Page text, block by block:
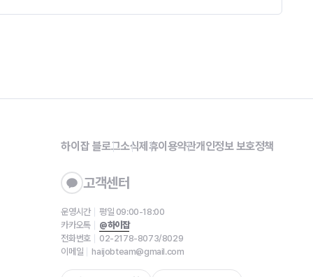
하이잡 블로그소식제휴이용약관개인정보 보호정책
고객센터
운영시간
평일 09:00-18:00
카카오톡
@하이잡
전화번호
02-2178-8073/8029
이메일
haijobteam@gmail.com